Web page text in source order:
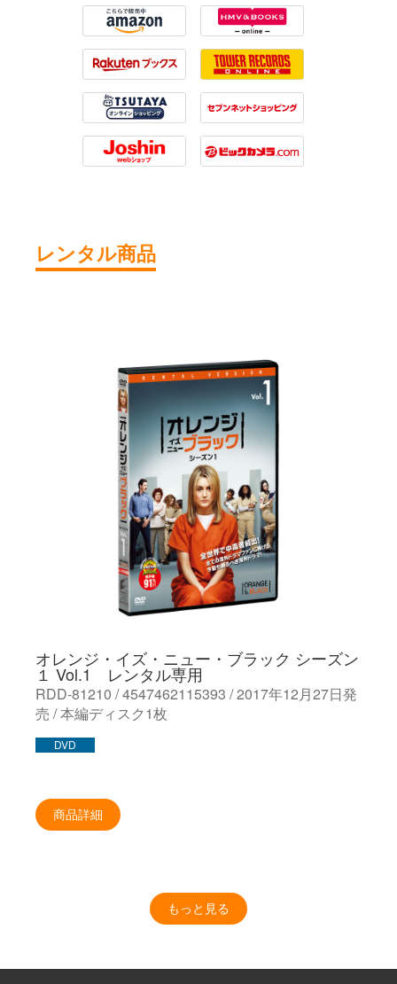
Amazon HMV
Rakuten Tower Records
Tsutaya 7net
Joshin Biccamera
レンタル商品
オレンジ・イズ・ニュー・ブラック シーズン
１ Vol.1 レンタル専用
RDD-81210 / 4547462115393 / 2017年12月27日発
売 / 本編ディスク1枚
DVD
商品詳細
もっと見る